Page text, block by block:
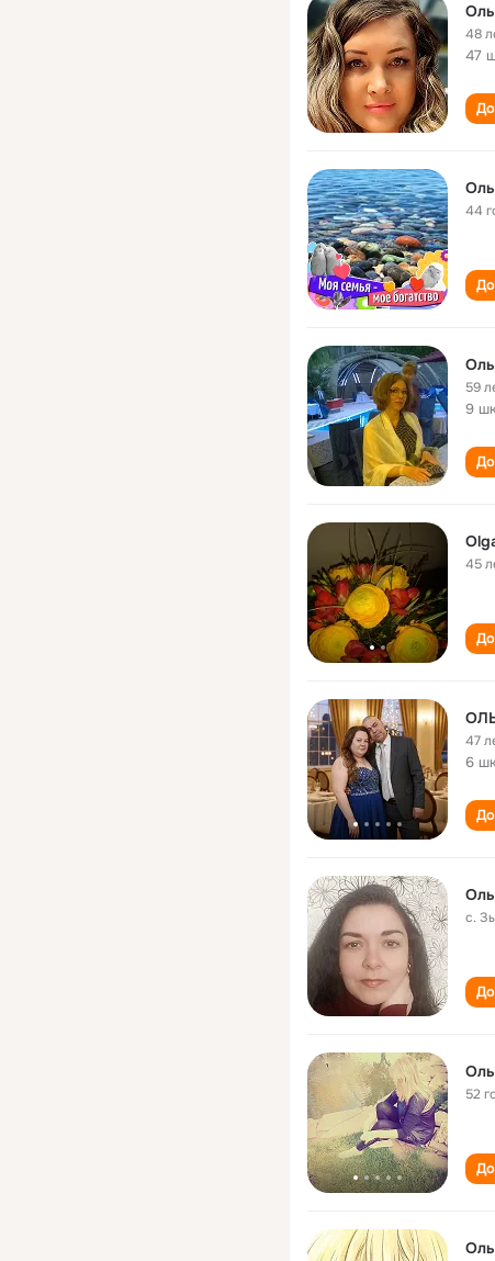
48
47
44
59
9
45
47
6
с.
52